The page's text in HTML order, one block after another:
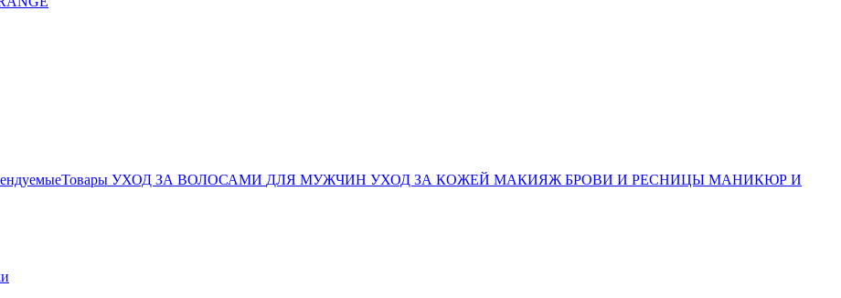
УХОД ЗА ВОЛОСАМИ ДЛЯ МУЖЧИН УХОД ЗА КОЖЕЙ МАКИЯЖБРОВИ И РЕСНИЦЫ МАНИКЮР И